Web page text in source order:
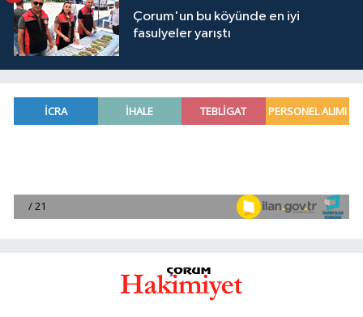
Çorum'un bu köyünde en iyi
fasulyeler yarıştı